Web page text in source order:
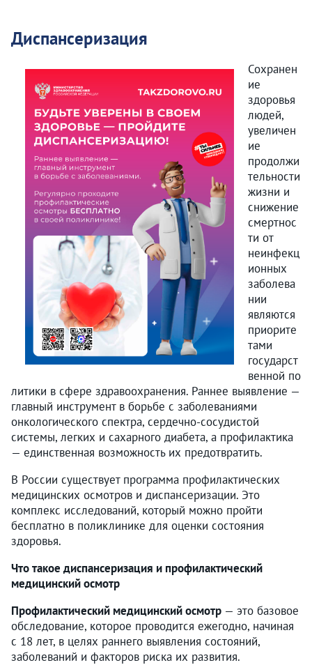
Диспансеризация
Сохранен
ие
здоровья
людей,
увеличен
ие
продолжи
тельности
жизни и
снижение
смертнос
ти от
неинфекц
ионных
заболева
нии
являются
приорите
тами
государст
венной по
литики в сфере здравоохранения. Раннее выявление —
главный инструмент в борьбе с заболеваниями
онкологического спектра, сердечно-сосудистой
системы, легких и сахарного диабета, а профилактика
— единственная возможность их предотвратить.
В России существует программа профилактических
медицинских осмотров и диспансеризации. Это
комплекс исследований, который можно пройти
бесплатно в поликлинике для оценки состояния
здоровья.
Что такое диспансеризация и профилактический
медицинский осмотр
Профилактический медицинский осмотр — это базовое
обследование, которое проводится ежегодно, начиная
с 18 лет, в целях раннего выявления состояний,
заболеваний и факторов риска их развития.